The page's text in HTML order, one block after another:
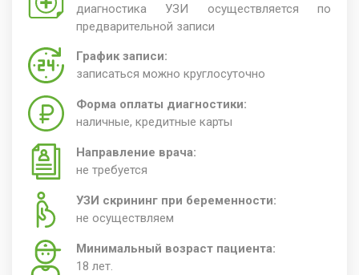
диагностика УЗИ осуществляется по
предварительной записи
График записи:
записаться можно круглосуточно
Форма оплаты диагностики:
наличные, кредитные карты
Направление врача:
не требуется
УЗИ скрининг при беременности:
не осуществляем
Минимальный возраст пациента:
18 лет.